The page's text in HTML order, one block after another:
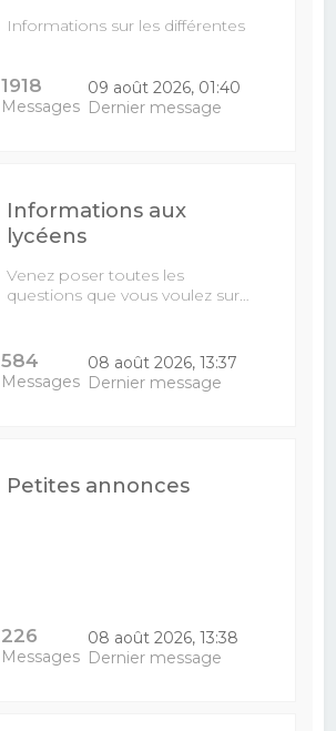
Informations sur les différentes
1918
Messages
09 août 2026, 01:40
Dernier message
Informations aux
lycéens
Venez poser toutes les
questions que vous voulez sur…
584
Messages
08 août 2026, 13:37
Dernier message
Petites annonces
226
Messages
08 août 2026, 13:38
Dernier message